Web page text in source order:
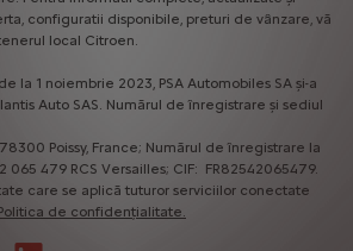
configuratii disponibile, preturi de vânzare, vă
local Citroen.
la 1 noiembrie 2023, PSA Automobiles SA și-a
Auto SAS. Numărul de înregistrare și sediul
Poissy, France; Numărul de înregistrare la
065 479 RCS Versailles; CIF: FR82542065479.
care se aplică tuturor serviciilor conectate
de confidențialitate.